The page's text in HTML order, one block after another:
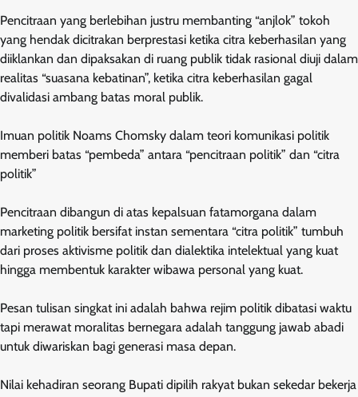
Pencitraan yang berlebihan justru membanting “anjlok” tokoh
yang hendak dicitrakan berprestasi ketika citra keberhasilan yang
diiklankan dan dipaksakan di ruang publik tidak rasional diuji dalam
realitas “suasana kebatinan”, ketika citra keberhasilan gagal
divalidasi ambang batas moral publik.
Imuan politik Noams Chomsky dalam teori komunikasi politik
memberi batas “pembeda” antara “pencitraan politik” dan “citra
politik”
Pencitraan dibangun di atas kepalsuan fatamorgana dalam
marketing politik bersifat instan sementara “citra politik” tumbuh
dari proses aktivisme politik dan dialektika intelektual yang kuat
hingga membentuk karakter wibawa personal yang kuat.
Pesan tulisan singkat ini adalah bahwa rejim politik dibatasi waktu
tapi merawat moralitas bernegara adalah tanggung jawab abadi
untuk diwariskan bagi generasi masa depan.
Nilai kehadiran seorang Bupati dipilih rakyat bukan sekedar bekerja